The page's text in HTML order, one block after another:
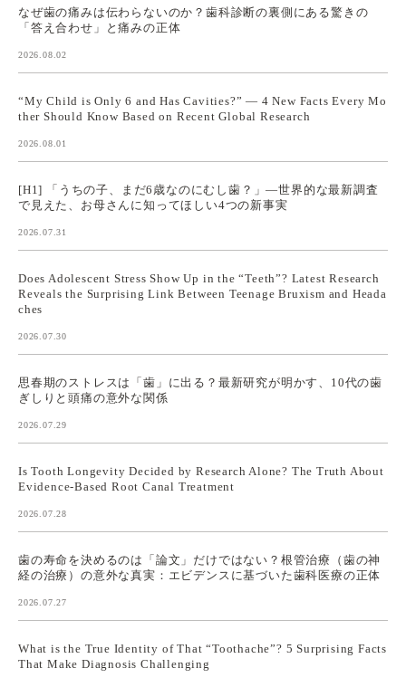
なぜ歯の痛みは伝わらないのか？歯科診断の裏側にある驚きの
「答え合わせ」と痛みの正体
2026.08.02
“My Child is Only 6 and Has Cavities?” — 4 New Facts Every Mo
ther Should Know Based on Recent Global Research
2026.08.01
[H1] 「うちの子、まだ6歳なのにむし歯？」—世界的な最新調査
で見えた、お母さんに知ってほしい4つの新事実
2026.07.31
Does Adolescent Stress Show Up in the “Teeth”? Latest Research
Reveals the Surprising Link Between Teenage Bruxism and Heada
ches
2026.07.30
思春期のストレスは「歯」に出る？最新研究が明かす、10代の歯
ぎしりと頭痛の意外な関係
2026.07.29
Is Tooth Longevity Decided by Research Alone? The Truth About
Evidence-Based Root Canal Treatment
2026.07.28
歯の寿命を決めるのは「論文」だけではない？根管治療（歯の神
経の治療）の意外な真実：エビデンスに基づいた歯科医療の正体
2026.07.27
What is the True Identity of That “Toothache”? 5 Surprising Facts
That Make Diagnosis Challenging